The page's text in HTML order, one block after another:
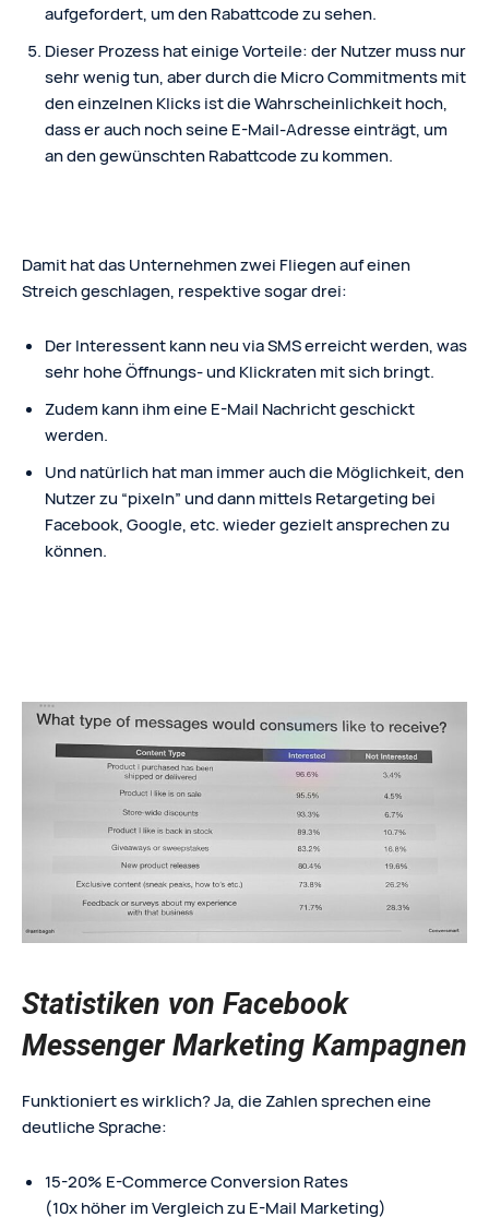
aufgefordert, um den Rabattcode zu sehen.
Dieser Prozess hat einige Vorteile: der Nutzer muss nur
sehr wenig tun, aber durch die Micro Commitments mit
den einzelnen Klicks ist die Wahrscheinlichkeit hoch,
dass er auch noch seine E-Mail-Adresse einträgt, um
an den gewünschten Rabattcode zu kommen.
Damit hat das Unternehmen zwei Fliegen auf einen
Streich geschlagen, respektive sogar drei:
Der Interessent kann neu via SMS erreicht werden, was
sehr hohe Öffnungs- und Klickraten mit sich bringt.
Zudem kann ihm eine E-Mail Nachricht geschickt
werden.
Und natürlich hat man immer auch die Möglichkeit, den
Nutzer zu “pixeln” und dann mittels Retargeting bei
Facebook, Google, etc. wieder gezielt ansprechen zu
können.
Statistiken von Facebook
Messenger Marketing Kampagnen
Funktioniert es wirklich? Ja, die Zahlen sprechen eine
deutliche Sprache:
15-20% E-Commerce Conversion Rates
(10x höher im Vergleich zu E-Mail Marketing)